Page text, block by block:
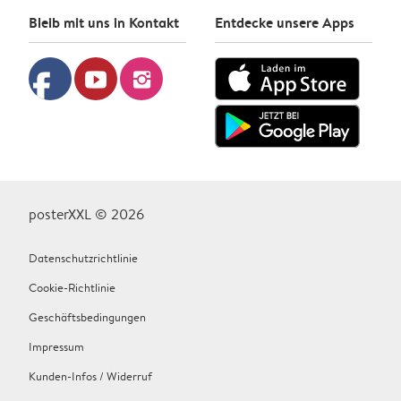
Bleib mit uns in Kontakt
facebook youtube instagram
Entdecke unsere Apps
posterXXL © 2026
Datenschutzrichtlinie
Cookie-Richtlinie
Geschäftsbedingungen
Impressum
Kunden-Infos / Widerruf